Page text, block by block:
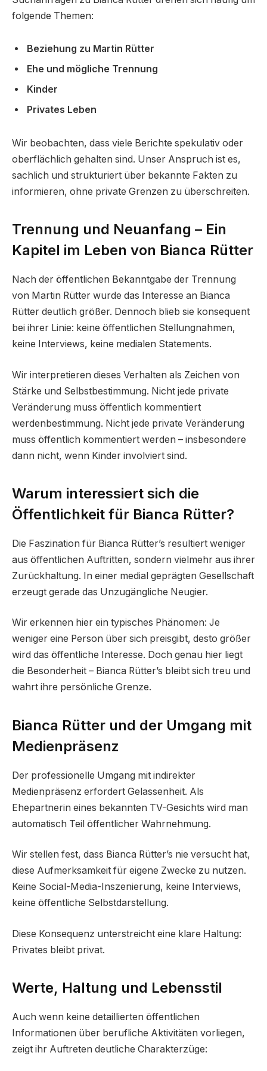
folgende Themen:
Beziehung zu Martin Rütter
Ehe und mögliche Trennung
Kinder
Privates Leben
Wir beobachten, dass viele Berichte spekulativ oder
oberflächlich gehalten sind. Unser Anspruch ist es,
sachlich und strukturiert über bekannte Fakten zu
informieren, ohne private Grenzen zu überschreiten.
Trennung und Neuanfang – Ein
Kapitel im Leben von Bianca Rütter
Nach der öffentlichen Bekanntgabe der Trennung
von Martin Rütter wurde das Interesse an Bianca
Rütter deutlich größer. Dennoch blieb sie konsequent
bei ihrer Linie: keine öffentlichen Stellungnahmen,
keine Interviews, keine medialen Statements.
Wir interpretieren dieses Verhalten als Zeichen von
Stärke und Selbstbestimmung. Nicht jede private
Veränderung muss öffentlich kommentiert
werdenbestimmung. Nicht jede private Veränderung
muss öffentlich kommentiert werden – insbesondere
dann nicht, wenn Kinder involviert sind.
Warum interessiert sich die
Öffentlichkeit für Bianca Rütter?
Die Faszination für Bianca Rütter’s resultiert weniger
aus öffentlichen Auftritten, sondern vielmehr aus ihrer
Zurückhaltung. In einer medial geprägten Gesellschaft
erzeugt gerade das Unzugängliche Neugier.
Wir erkennen hier ein typisches Phänomen: Je
weniger eine Person über sich preisgibt, desto größer
wird das öffentliche Interesse. Doch genau hier liegt
die Besonderheit – Bianca Rütter’s bleibt sich treu und
wahrt ihre persönliche Grenze.
Bianca Rütter und der Umgang mit
Medienpräsenz
Der professionelle Umgang mit indirekter
Medienpräsenz erfordert Gelassenheit. Als
Ehepartnerin eines bekannten TV-Gesichts wird man
automatisch Teil öffentlicher Wahrnehmung.
Wir stellen fest, dass Bianca Rütter’s nie versucht hat,
diese Aufmerksamkeit für eigene Zwecke zu nutzen.
Keine Social-Media-Inszenierung, keine Interviews,
keine öffentliche Selbstdarstellung.
Diese Konsequenz unterstreicht eine klare Haltung:
Privates bleibt privat.
Werte, Haltung und Lebensstil
Auch wenn keine detaillierten öffentlichen
Informationen über berufliche Aktivitäten vorliegen,
zeigt ihr Auftreten deutliche Charakterzüge: